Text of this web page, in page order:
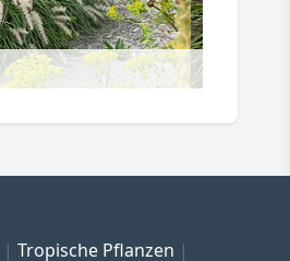
Tropische Pflanzen